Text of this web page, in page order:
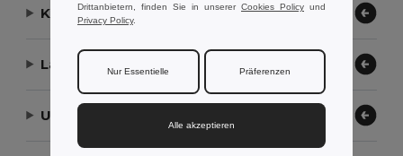
Kontaktieren Sie uns
Lassen Sie uns helfen
Unser Unternehmen
Drittanbietern, finden Sie in unserer Cookies Policy und
Privacy Policy.
Nur Essentielle Präferenzen
Alle akzeptieren